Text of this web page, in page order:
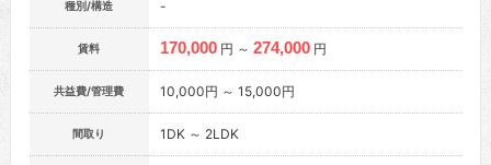
種別/構造 -
賃料 170,000 円 ～ 274,000 円
共益費/管理費 10,000円 ～ 15,000円
間取り 1DK ～ 2LDK